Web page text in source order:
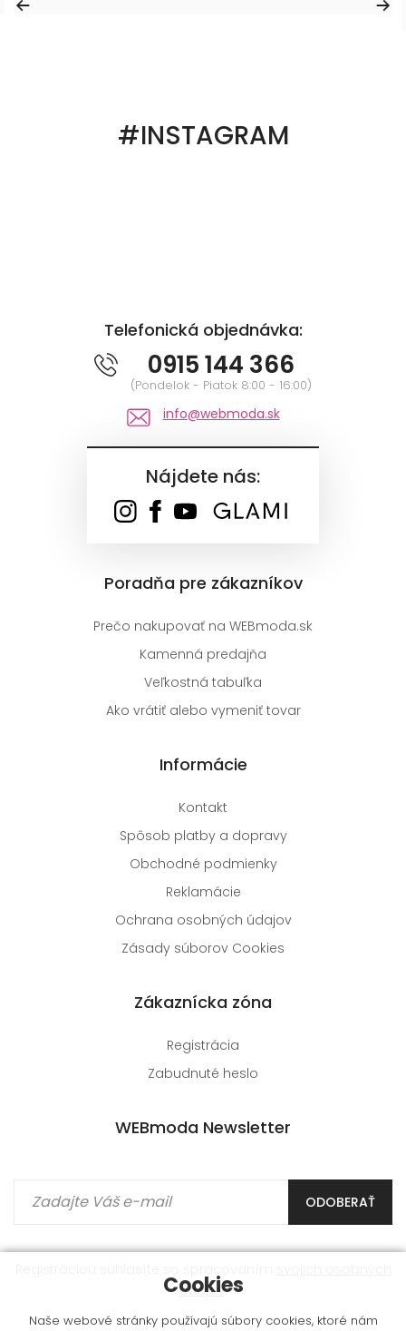
#INSTAGRAM
Telefonická objednávka:
0915 144 366
(Pondelok - Piatok 8:00 - 16:00)
info@webmoda.sk
Nájdete nás:
Poradňa pre zákazníkov
Prečo nakupovať na WEBmoda.sk
Kamenná predajňa
Veľkostná tabuľka
Ako vrátiť alebo vymeniť tovar
Informácie
Kontakt
Spôsob platby a dopravy
Obchodné podmienky
Reklamácie
Ochrana osobných údajov
Zásady súborov Cookies
Zákaznícka zóna
Registrácia
Zabudnuté heslo
WEBmoda Newsletter
ODOBERAŤ
údajov.
Cookies
Naše webové stránky používajú súbory cookies, ktoré nám